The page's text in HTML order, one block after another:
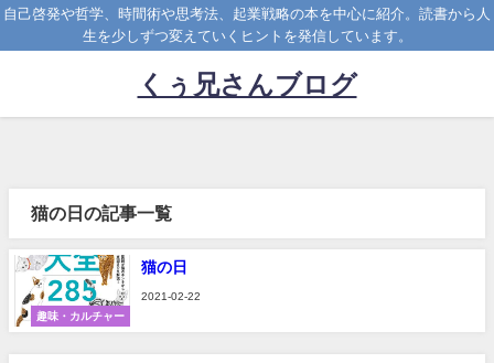
自己啓発や哲学、時間術や思考法、起業戦略の本を中心に紹介。読書から人
生を少しずつ変えていくヒントを発信しています。
くぅ兄さんブログ
猫の日の記事一覧
趣味・カルチャー
猫の日
2021-02-22